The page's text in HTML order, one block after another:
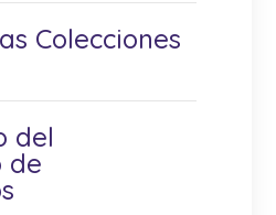
Colecciones
del
de